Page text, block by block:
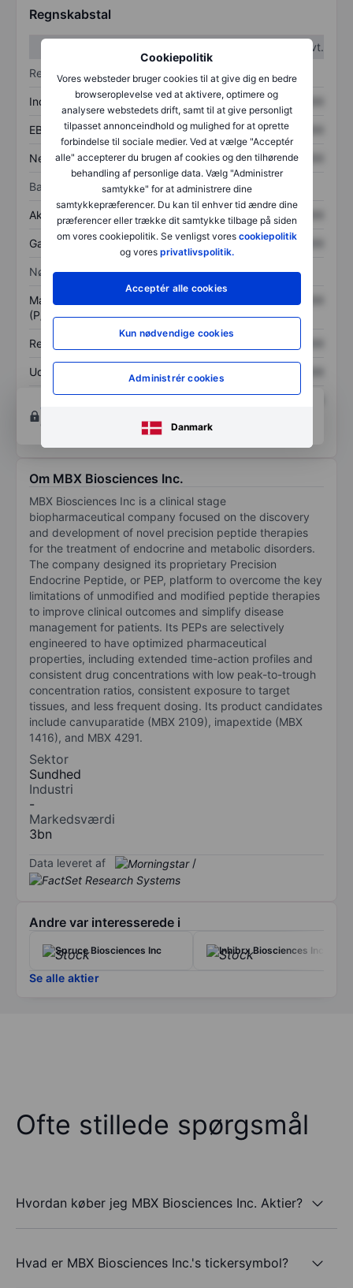
Cookiepolitik
Vores websteder bruger cookies til at give dig en bedre
browseroplevelse ved at aktivere, optimere og
analysere webstedets drift, samt til at give personligt
tilpasset annonceindhold og mulighed for at oprette
forbindelse til sociale medier. Ved at vælge "Acceptér
alle" accepterer du brugen af cookies og den tilhørende
behandling af personlige data. Vælg "Administrer
samtykke" for at administrere dine
samtykkepræferencer. Du kan til enhver tid ændre dine
præferencer eller trække dit samtykke tilbage på siden
om vores cookiepolitik. Se venligst vores cookiepolitik
og vores privatlivspolitik.
Acceptér alle cookies
Kun nødvendige cookies
Administrér cookies
Danmark
Regnskabstal
2. kvt.
Resultatopgørelse
Indtægter XXXXXXX XXXXXXX
EBITDA XXXXXXX XXXXXXX
Nettoresultat XXXXXXX XXXXXXX
Balance
Aktiver i alt XXXXXXX XXXXXXX
Gæld XXXXXXX XXXXXXX
Nøgletal
Markedsværdi/omsætning
(P/S)
XXXXXXX
Resultat pr. aktie (EPS)
Udbytte pr. aktie XXXXXXX
Opret konto
og analyse værktøjer.
Om MBX Biosciences Inc.
MBX Biosciences Inc is a clinical stage
biopharmaceutical company focused on the discovery
and development of novel precision peptide therapies
for the treatment of endocrine and metabolic disorders.
The company designed its proprietary Precision
Endocrine Peptide, or PEP, platform to overcome the key
limitations of unmodified and modified peptide therapies
to improve clinical outcomes and simplify disease
management for patients. Its PEPs are selectively
engineered to have optimized pharmaceutical
properties, including extended time-action profiles and
consistent drug concentrations with low peak-to-trough
concentration ratios, consistent exposure to target
tissues, and less frequent dosing. Its product candidates
include canvuparatide (MBX 2109), imapextide (MBX
1416), and MBX 4291.
Sektor
Sundhed
Industri
-
Markedsværdi
3bn
Data leveret af /
Andre var interesserede i
Spruce Biosciences Inc Inhibrx Biosciences Inc.
Se alle aktier
Ofte stillede spørgsmål
Hvordan køber jeg MBX Biosciences Inc. Aktier?
Hvad er MBX Biosciences Inc.'s tickersymbol?